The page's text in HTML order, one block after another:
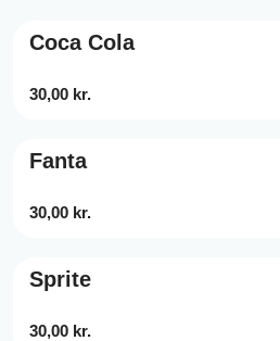
Coca Cola
30,00 kr.
Fanta
30,00 kr.
Sprite
30,00 kr.